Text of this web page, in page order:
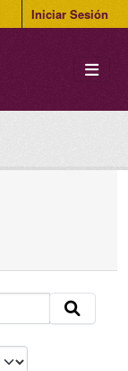
Iniciar Sesión